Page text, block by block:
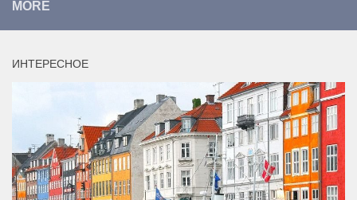
MORE
ИНТЕРЕСНОЕ